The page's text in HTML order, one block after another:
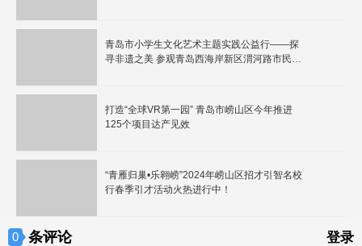
青岛市小学生文化艺术主题实践公益行——探
寻非遗之美 参观青岛西海岸新区渭河路市民文
打造“全球VR第一园” 青岛市崂山区今年推进
125个项目达产见效
“青雁归巢•乐翱崂”2024年崂山区招才引智名校
行春季引才活动火热进行中！
0 条评论 登录